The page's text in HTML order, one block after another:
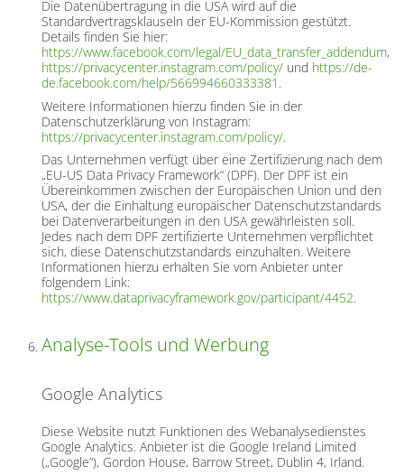
Die Datenübertragung in die USA wird auf die
Standardvertragsklauseln der EU-Kommission gestützt.
Details finden Sie hier:
https://www.facebook.com/legal/EU_data_transfer_addendum,
https://privacycenter.instagram.com/policy/und https://de-
de.facebook.com/help/566994660333381 .
Weitere Informationen hierzu finden Sie in der
Datenschutzerklärung von Instagram:
https://privacycenter.instagram.com/policy/.
Das Unternehmen verfügt über eine Zertifizierung nach dem
„EU-US Data Privacy Framework“ (DPF). Der DPF ist ein
Übereinkommen zwischen der Europäischen Union und den
USA, der die Einhaltung europäischer Datenschutzstandards
bei Datenverarbeitungen in den USA gewährleisten soll.
Jedes nach dem DPF zertifizierte Unternehmen verpflichtet
sich, diese Datenschutzstandards einzuhalten. Weitere
Informationen hierzu erhalten Sie vom Anbieter unter
folgendem Link:
https://www.dataprivacyframework.gov/participant/4452.
Analyse-Tools und Werbung
Google Analytics
Diese Website nutzt Funktionen des Webanalysedienstes
Google Analytics. Anbieter ist die Google Ireland Limited
(„Google“), Gordon House, Barrow Street, Dublin 4, Irland.